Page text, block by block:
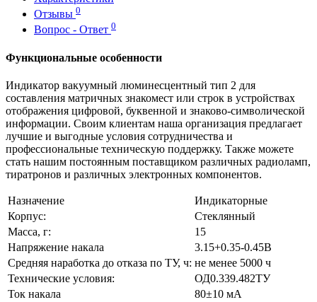
Отзывы 0
Вопрос - Ответ 0
Функциональные особенности
Индикатор вакуумный люминесцентный тип 2 для
составления матричных знакомест или строк в устройствах
отображения цифровой, буквенной и знаково-символической
информации. Своим клиентам наша организация предлагает
лучшие и выгодные условия сотрудничества и
профессиональные техническую поддержку. Также можете
стать нашим постоянным поставщиком различных радиоламп,
тиратронов и различных электронных компонентов.
Назначение
Индикаторные
Корпус:
Стеклянный
Масса, г:
15
Напряжение накала
3.15+0.35-0.45В
Средняя наработка до отказа по ТУ, ч: не менее 5000 ч
Технические условия:
ОД0.339.482ТУ
Ток накала
80±10 мА